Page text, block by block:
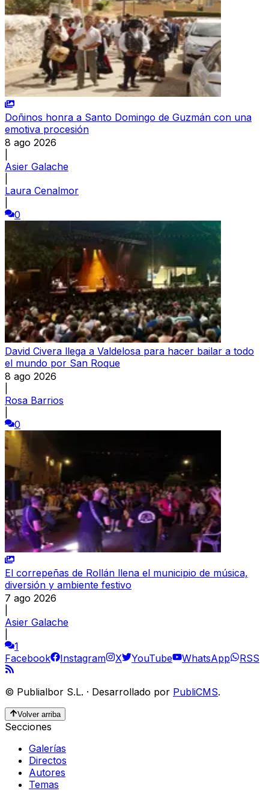
Doñinos honra a Santo Domingo de Guzmán con una
emotiva procesión
8 ago 2026
Asier Galache
Laura Cenalmor
0
David Civera llega a Valdelosa para hacer bailar a todo
el mundo por San Roque
8 ago 2026
Rosa Barrios
0
El correpeñas de Rollán llena el municipio de música,
diversión y ambiente festivo
7 ago 2026
Asier Galache
1
Facebook
Instagram X YouTube WhatsApp RSS
© Publialbor S.L. · Desarrollado por PubliCMS.
Volver arriba
Secciones
Galerías
Directos
Autores
Temas